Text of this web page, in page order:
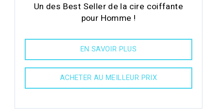
Un des Best Seller de la cire coiffante
pour Homme !
EN SAVOIR PLUS
ACHETER AU MEILLEUR PRIX